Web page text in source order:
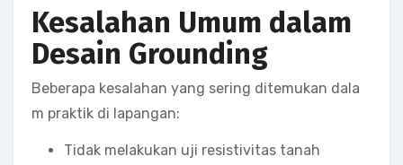
Kesalahan Umum dalam
Desain Grounding
Beberapa kesalahan yang sering ditemukan dala
m praktik di lapangan:
Tidak melakukan uji resistivitas tanah